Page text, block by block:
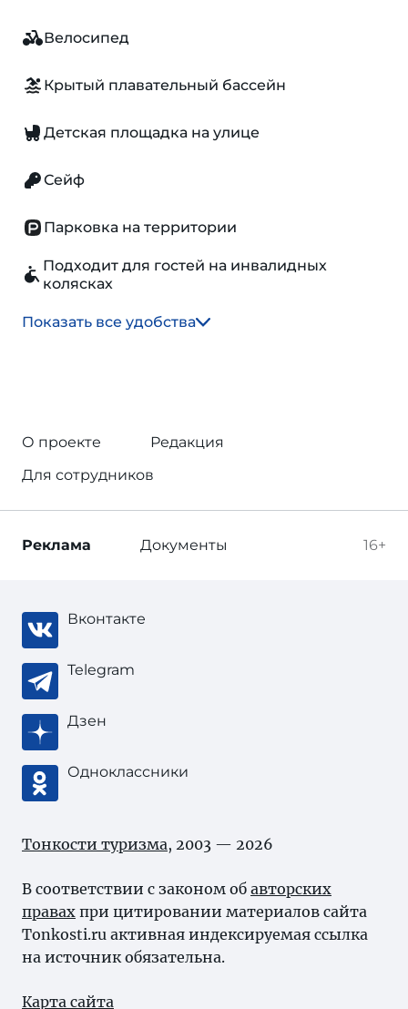
Велосипед
Крытый плавательный бассейн
Детская площадка на улице
Сейф
Парковка на территории
Подходит для гостей на инвалидных
колясках
Показать все удобства
О проекте
Редакция
Для сотрудников
16+
Реклама Документы
Вконтакте
Telegram
Дзен
Одноклассники
Тонкости туризма, 2003 — 2026
В соответствии с законом об авторских
правах при цитировании материалов сайта
Tonkosti.ru активная индексируемая ссылка
на источник обязательна.
Карта сайта